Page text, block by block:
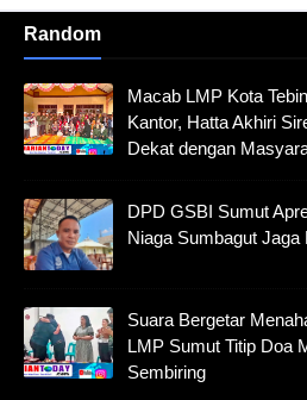
Random
Macab LMP Kota
Kantor, Hatta Akhiri
Dekat dengan
DPD GSBI Sumut
Niaga Sumbagut
Suara Bergetar
LMP Sumut Titip Doa
Sembiring